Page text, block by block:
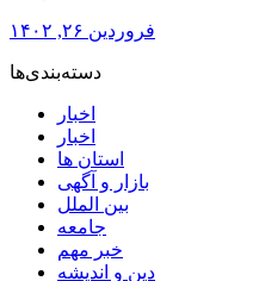
فروردین ۲۶, ۱۴۰۲
دسته‌بندی‌ها
اخبار
اخبار
استان ها
بازار و آگهی
بین الملل
جامعه
خبر مهم
دین و اندیشه